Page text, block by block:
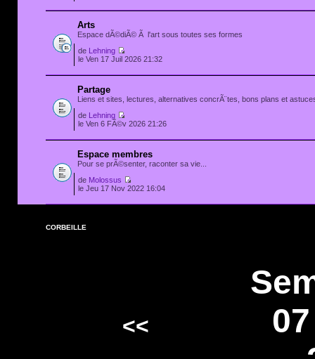
Arts
Espace dÃ©diÃ© Ã l'art sous toutes ses formes
de
Lehning
le Ven 17 Juil 2026 21:32
Partage
Liens et sites, lectures, alternatives concrÃ¨tes, bons plans et
de
Lehning
le Ven 6 FÃ©v 2026 21:26
Espace membres
Pour se prÃ©senter, raconter sa vie...
de Molossus
le Jeu 17 Nov 2022 16:04
CORBEILLE
<<